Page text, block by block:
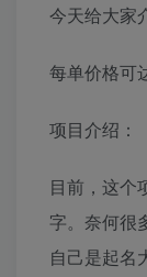
今天给大家
每单价格可
项目介绍：
目前，这个
字。奈何很
自己是起名